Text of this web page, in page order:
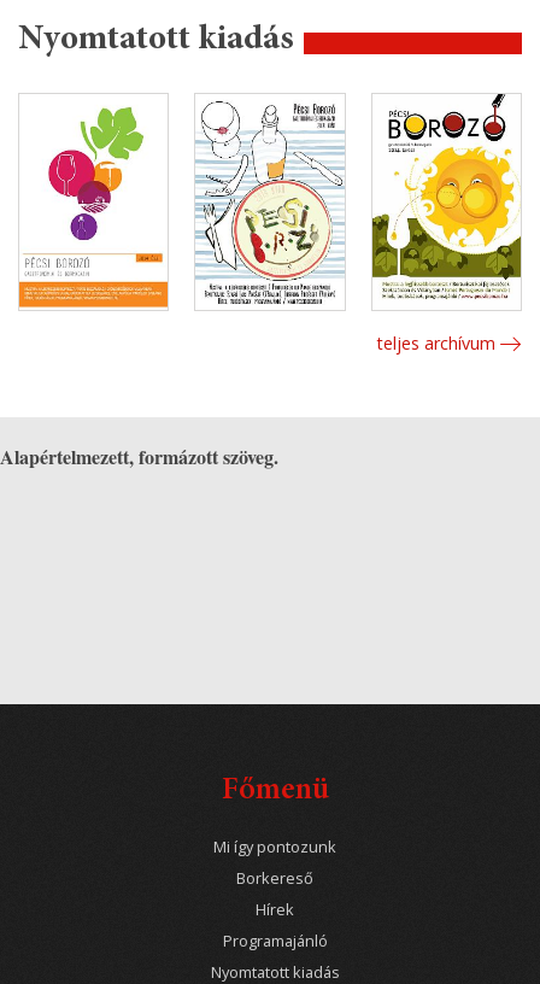
Nyomtatott kiadás
teljes archívum
Alapértelmezett, formázott szöveg.
Főmenü
Mi így pontozunk
Borkereső
Hírek
Programajánló
Nyomtatott kiadás